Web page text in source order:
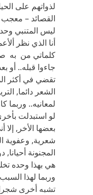
لذواتهم على
القصائد – معجب
ليس المتنبي
أنا الذي نظر
كلماتي من به
جاءوا قبله.. أو
تقضي في أكثر
الشعر دائما,
لمعانيه..
لو استبدلت
بعضها الأخر,
شعرية, وعفوية
المجنونة
هي بهذا وحده
وربما لهذا
تشبه أخرى شجرا